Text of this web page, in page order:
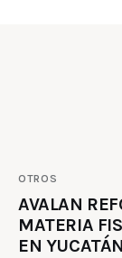
OTROS
AVALAN
MATERIA
EN YUCATÁN